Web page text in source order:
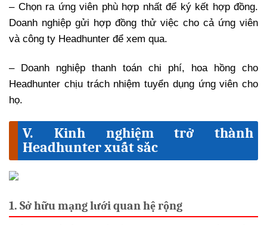
– Chọn ra ứng viên phù hợp nhất để ký kết hợp đồng.
Doanh nghiệp gửi hợp đồng thử việc cho cả ứng viên
và công ty Headhunter để xem qua.
– Doanh nghiệp thanh toán chi phí, hoa hồng cho
Headhunter chịu trách nhiệm tuyển dụng ứng viên cho
họ.
V. Kinh nghiệm trở thành
Headhunter xuất sắc
1. Sở hữu mạng lưới quan hệ rộng